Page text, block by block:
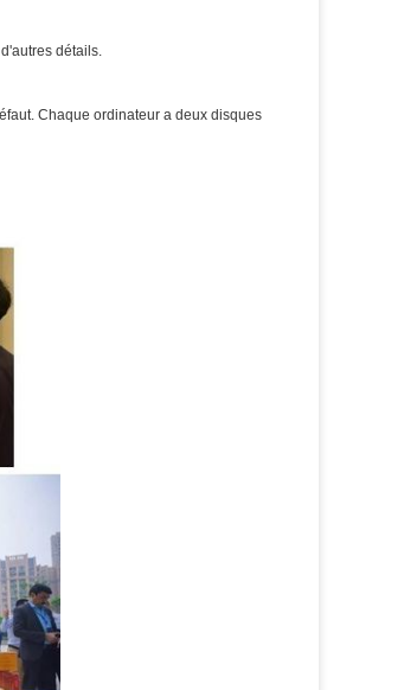
détails.
Chaque ordinateur a deux disques